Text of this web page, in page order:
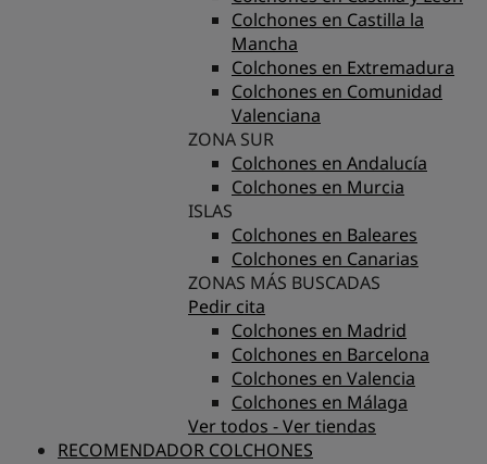
Colchones en Castilla la
Mancha
Colchones en Extremadura
Colchones en Comunidad
Valenciana
ZONA SUR
Colchones en Andalucía
Colchones en Murcia
ISLAS
Colchones en Baleares
Colchones en Canarias
ZONAS MÁS BUSCADAS
Pedir cita
Colchones en Madrid
Colchones en Barcelona
Colchones en Valencia
Colchones en Málaga
Ver todos - Ver tiendas
RECOMENDADOR COLCHONES